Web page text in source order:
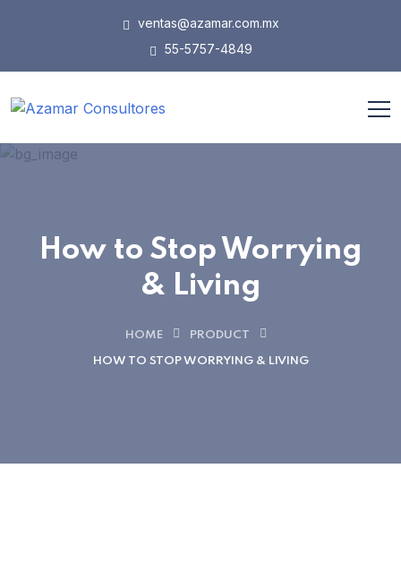
ventas@azamar.com.mx
55-5757-4849
How to Stop Worrying
& Living
HOME PRODUCT
HOW TO STOP WORRYING & LIVING